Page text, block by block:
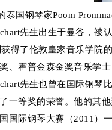
国钢琴家Poom
先生出生于曼谷，被
得了伦敦皇家音乐学院
、霍普金森金奖音乐学
先生也曾在国际钢琴
一等奖的荣誉。他的
国际钢琴大赛（2011）一